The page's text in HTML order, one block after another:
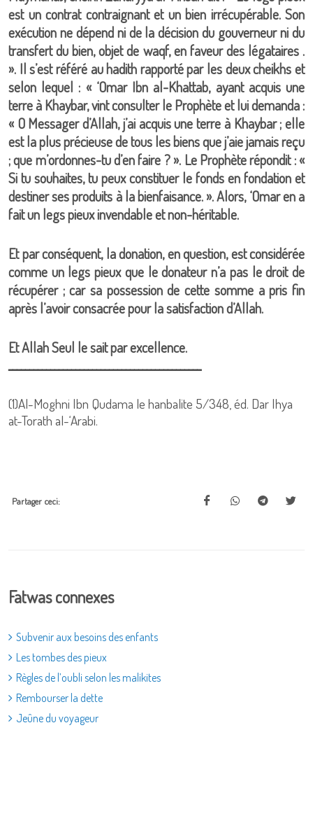
est un contrat contraignant et un bien irrécupérable. Son
exécution ne dépend ni de la décision du gouverneur ni du
transfert du bien, objet de waqf, en faveur des légataires .
». Il s’est référé au hadith rapporté par les deux cheikhs et
selon lequel : « ‘Omar Ibn al-Khattab, ayant acquis une
terre à Khaybar, vint consulter le Prophète et lui demanda :
« O Messager d’Allah, j’ai acquis une terre à Khaybar ; elle
est la plus précieuse de tous les biens que j’aie jamais reçu
; que m’ordonnes-tu d’en faire ? ». Le Prophète répondit : «
Si tu souhaites, tu peux constituer le fonds en fondation et
destiner ses produits à la bienfaisance. ». Alors, ‘Omar en a
fait un legs pieux invendable et non-héritable.
Et par conséquent, la donation, en question, est considérée
comme un legs pieux que le donateur n’a pas le droit de
récupérer ; car sa possession de cette somme a pris fin
après l’avoir consacrée pour la satisfaction d’Allah.
Et Allah Seul le sait par excellence.
ــــــــــــــــــــــــــــــــــــــــــــــ
(1)Al-Moghni Ibn Qudama le hanbalite 5/348, éd. Dar Ihya
at-Torath al-‘Arabi.
Partager ceci:
Fatwas connexes
Subvenir aux besoins des enfants
Les tombes des pieux
Règles de l’oubli selon les malikites
Rembourser la dette
Jeûne du voyageur